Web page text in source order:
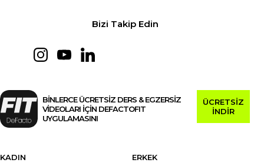
Bizi Takip Edin
BİNLERCE ÜCRETSİZ DERS & EGZERSİZ
VİDEOLARI İÇİN DEFACTOFIT
UYGULAMASINI
ÜCRETSİZ
İNDİR
KADIN
ERKEK